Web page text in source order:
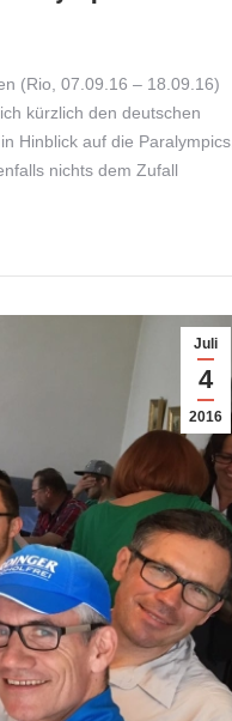
(Rio, 07.09.16 – 18.09.16)
kürzlich den deutschen
Hinblick auf die Paralympics,
nichts dem Zufall
Juli
4
2016